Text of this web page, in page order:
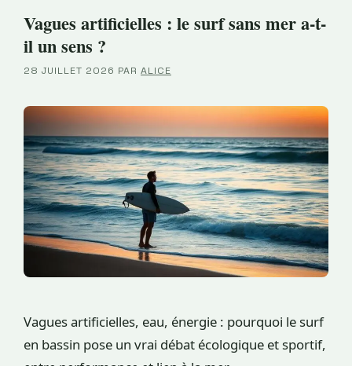
Vagues artificielles : le surf sans mer a-t-
il un sens ?
28 JUILLET 2026 PAR ALICE
Vagues artificielles, eau, énergie : pourquoi le surf
en bassin pose un vrai débat écologique et sportif,